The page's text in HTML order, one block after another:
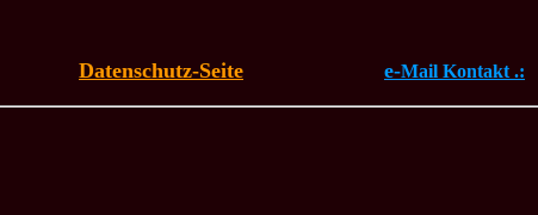
Datenschutz-Seite e-Mail Kontakt .: